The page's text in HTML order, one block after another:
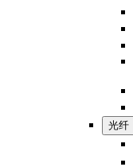
光纤